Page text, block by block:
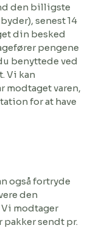
den billigste
senest 14
din besked
pengene
benyttede ved
Vi kan
varen,
for at have
også fortryde
den
modtager
sendt pr.